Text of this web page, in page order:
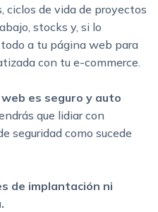
ciclos de vida de proyectos
stocks y, si lo
a tu página web para
con tu e-commerce.
es seguro y auto
que lidiar con
seguridad como sucede
de implantación ni